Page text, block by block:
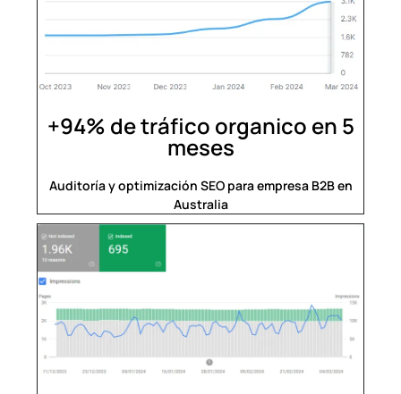
+94% de tráfico organico en 5
meses
Auditoría y optimización SEO para empresa B2B en
Australia